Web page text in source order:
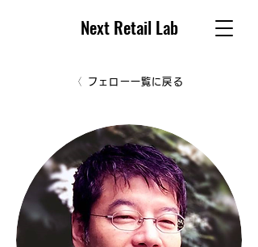
Next Retail Lab
フェロー一覧に戻る